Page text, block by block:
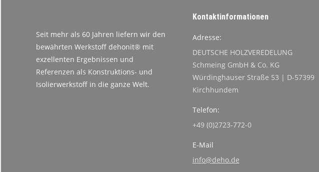
Seit mehr als 60 Jahren liefern wir den
bewährten Werkstoff dehonit® mit
exzellenten Ergebnissen und
Referenzen als Konstruktions- und
Isolierwerkstoff in die ganze Welt.
Kontaktinformationen
Adresse:
DEUTSCHE HOLZVEREDELUNG
Schmeing GmbH & Co. KG
Würdinghauser Straße 53 | D-57399
Kirchhundem
Telefon:
+49 (0)2723-772-0
E-Mail
info@deho.de